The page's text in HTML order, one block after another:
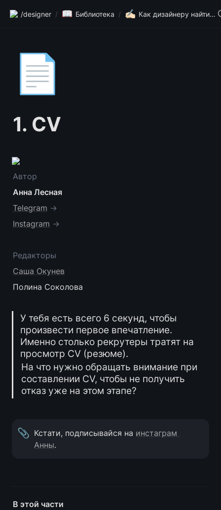
/designer / 📖 Библиотека / ✍🏻 Как дизайнеру найти работу за рубежом
📄
1. CV
Автор
Анна Лесная
Telegram →
Instagram →
Редакторы
Саша Окунев
Полина Соколова
У тебя есть всего 6 секунд, чтобы
произвести первое впечатление.
Именно столько рекрутеры тратят на
просмотр CV (резюме).
На что нужно обращать внимание при
составлении CV, чтобы не получить
отказ уже на этом этапе?
📎 Кстати, подписывайся на инстаграм
Анны.
В этой части